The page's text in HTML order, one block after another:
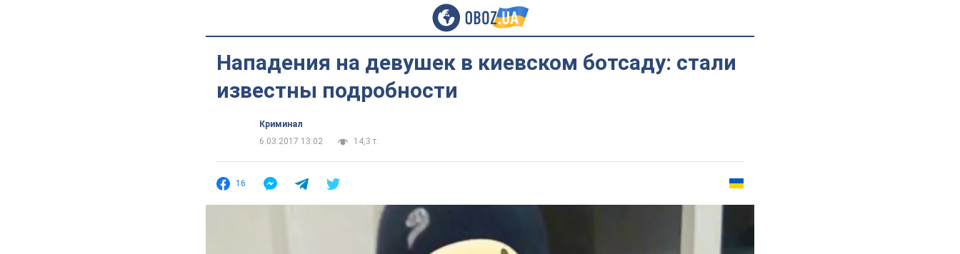
Нападения на девушек в киевском ботсаду: стали
известны подробности
Криминал
6.03.2017 13:02
14,3 т.
16